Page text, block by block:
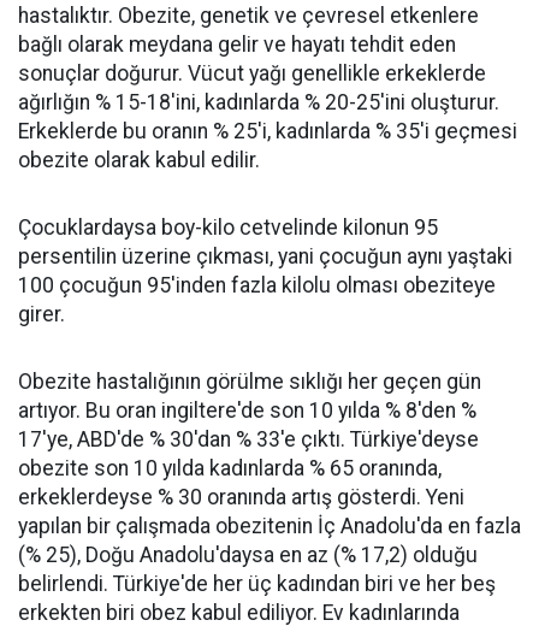
hastalıktır. Obezite, genetik ve çevresel etkenlere
bağlı olarak meydana gelir ve hayatı tehdit eden
sonuçlar doğurur. Vücut yağı genellikle erkeklerde
ağırlığın % 15-18'ini, kadınlarda % 20-25'ini oluşturur.
Erkeklerde bu oranın % 25'i, kadınlarda % 35'i geçmesi
obezite olarak kabul edilir.
Çocuklardaysa boy-kilo cetvelinde kilonun 95
persentilin üzerine çıkması, yani çocuğun aynı yaştaki
100 çocuğun 95'inden fazla kilolu olması obeziteye
girer.
Obezite hastalığının görülme sıklığı her geçen gün
artıyor. Bu oran ingiltere'de son 10 yılda % 8'den %
17'ye, ABD'de % 30'dan % 33'e çıktı. Türkiye'deyse
obezite son 10 yılda kadınlarda % 65 oranında,
erkeklerdeyse % 30 oranında artış gösterdi. Yeni
yapılan bir çalışmada obezitenin İç Anadolu'da en fazla
(% 25), Doğu Anadolu'daysa en az (% 17,2) olduğu
belirlendi. Türkiye'de her üç kadından biri ve her beş
erkekten biri obez kabul ediliyor. Ev kadınlarında